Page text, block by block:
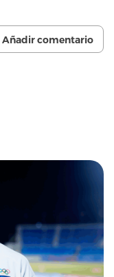
Añadir comentario